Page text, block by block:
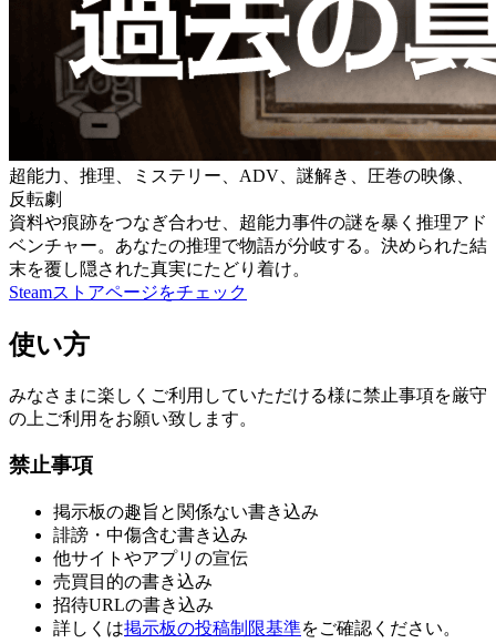
超能力、推理、ミステリー、ADV、謎解き、圧巻の映像、
反転劇
資料や痕跡をつなぎ合わせ、超能力事件の謎を暴く推理アド
ベンチャー。あなたの推理で物語が分岐する。決められた結
末を覆し隠された真実にたどり着け。
Steamストアページをチェック
使い方
みなさまに楽しくご利用していただける様に禁止事項を厳守
の上ご利用をお願い致します。
禁止事項
掲示板の趣旨と関係ない書き込み
誹謗・中傷含む書き込み
他サイトやアプリの宣伝
売買目的の書き込み
招待URLの書き込み
詳しくは掲示板の投稿制限基準をご確認ください。